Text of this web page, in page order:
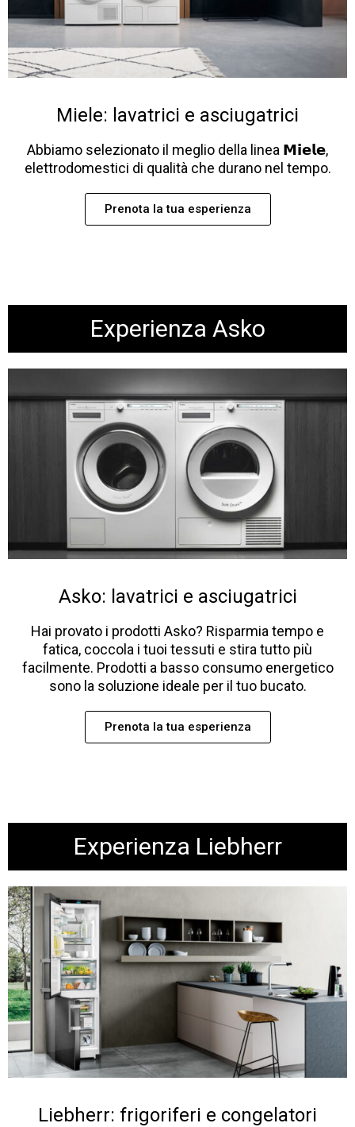
Miele: lavatrici e asciugatrici
Abbiamo selezionato il meglio della linea 𝗠𝗶𝗲𝗹𝗲,
elettrodomestici di qualità che durano nel tempo.
Prenota la tua esperienza
Experienza Asko
Asko: lavatrici e asciugatrici
Hai provato i prodotti Asko? Risparmia tempo e
fatica, coccola i tuoi tessuti e stira tutto più
facilmente. Prodotti a basso consumo energetico
sono la soluzione ideale per il tuo bucato.
Prenota la tua esperienza
Experienza Liebherr
Liebherr: frigoriferi e congelatori